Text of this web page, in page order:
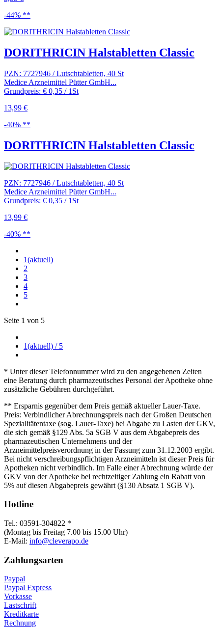
-44% **
DORITHRICIN Halstabletten Classic
PZN: 7727946 / Lutschtabletten, 40 St
Medice Arzneimittel Pütter GmbH...
Grundpreis: € 0,35 / 1St
13,99 €
-40% **
DORITHRICIN Halstabletten Classic
PZN: 7727946 / Lutschtabletten, 40 St
Medice Arzneimittel Pütter GmbH...
Grundpreis: € 0,35 / 1St
13,99 €
-40% **
1(aktuell)
2
3
4
5
Seite 1 von 5
1(aktuell) / 5
* Unter dieser Telefonnummer wird zu den angegebenen Zeiten
eine Beratung durch pharmazeutisches Personal der Apotheke ohne
zusätzliche Gebühren durchgeführt.
** Ersparnis gegenüber dem Preis gemäß aktueller Lauer-Taxe.
Preis: Verbindlicher Abrechnungspreis nach der Großen Deutschen
Spezialitätentaxe (sog. Lauer-Taxe) bei Abgabe zu Lasten der GKV,
die sich gemäß §129 Abs. 5a SGB V aus dem Abgabepreis des
pharmazeutischen Unternehmens und der
Arzneimittelpreisverordnung in der Fassung zum 31.12.2003 ergibt.
Bei nicht verschreibungspflichtigen Arzneimitteln ist dieser Preis für
Apotheken nicht verbindlich. Im Falle einer Abrechnung würde der
GKV von der Apotheke bei rechtzeitiger Zahlung ein Rabatt von
5% auf diesen Abgabepreis gewährt (§130 Absatz 1 SGB V).
Hotline
Tel.: 03591-304822 *
(Montag bis Freitag 7.00 bis 15.00 Uhr)
E-Mail: info@cleverapo.de
Zahlungsarten
Paypal
Paypal Express
Vorkasse
Lastschrift
Kreditkarte
Rechnung